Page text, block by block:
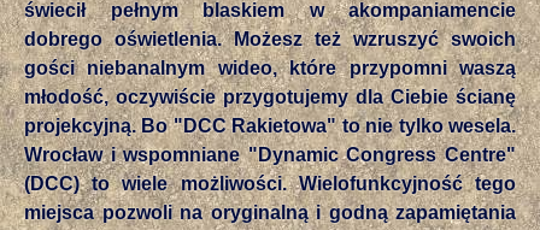
świecił pełnym blaskiem w akompaniamencie
dobrego oświetlenia. Możesz też wzruszyć swoich
gości niebanalnym wideo, które przypomni waszą
młodość, oczywiście przygotujemy dla Ciebie ścianę
projekcyjną. Bo "DCC Rakietowa" to nie tylko wesela.
Wrocław i wspomniane "Dynamic Congress Centre"
(DCC) to wiele możliwości. Wielofunkcyjność tego
miejsca pozwoli na oryginalną i godną zapamiętania